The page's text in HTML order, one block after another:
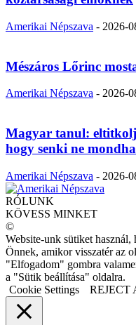
Amerikai Népszava - 2026-
Mészáros Lőrinc
Amerikai Népszava - 2026-
Magyar tanul:
hogy senki ne
Amerikai Népszava - 2026-
RÓLUNK
KÖVESS MINKET
©
Website-unk sütiket
Önnek, amikor visszatér az
"Elfogadom" gombra
a "Sütik beállítása" oldalra.
Cookie Settings
REJECT